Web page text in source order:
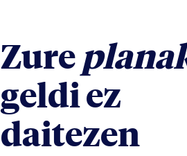
Zure
geldi ez
daitezen